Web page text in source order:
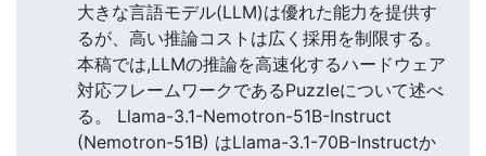
大きな言語モデル(LLM)は優れた能力を提供す
るが、高い推論コストは広く採用を制限する。
本稿では,LLMの推論を高速化するハードウェア
対応フレームワークであるPuzzleについて述べ
る。 Llama-3.1-Nemotron-51B-Instruct
(Nemotron-51B) はLlama-3.1-70B-Instructか